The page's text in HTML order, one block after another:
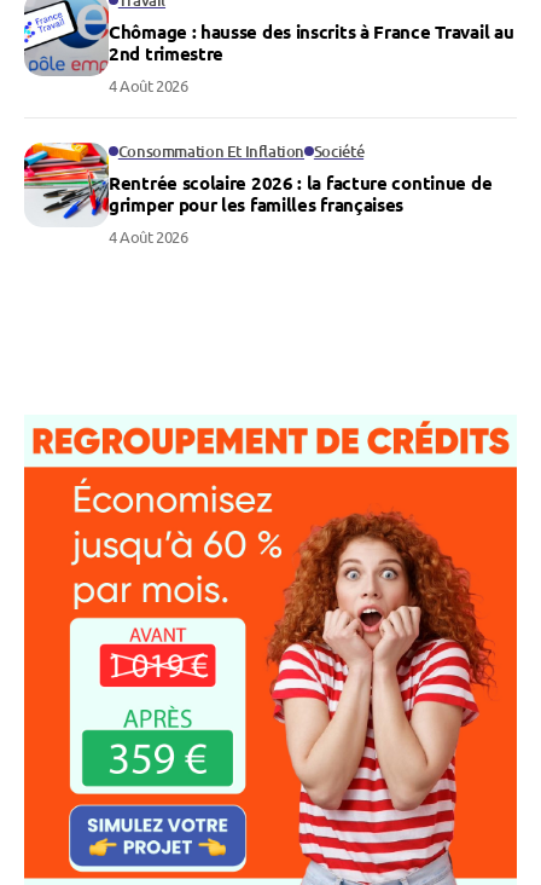
Chômage : hausse des inscrits à France Travail au
2nd trimestre
4 Août 2026
Consommation Et Inflation Société
Rentrée scolaire 2026 : la facture continue de
grimper pour les familles françaises
4 Août 2026